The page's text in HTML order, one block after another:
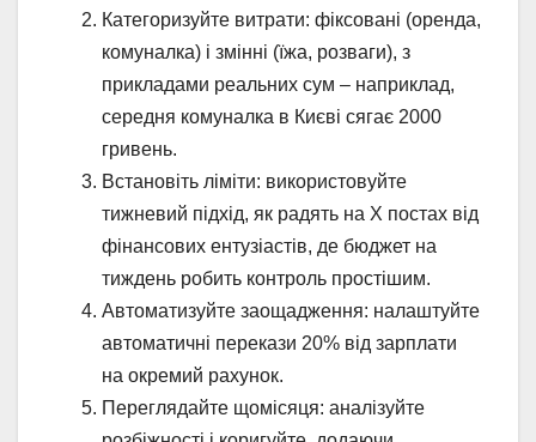
Категоризуйте витрати: фіксовані (оренда,
комуналка) і змінні (їжа, розваги), з
прикладами реальних сум – наприклад,
середня комуналка в Києві сягає 2000
гривень.
Встановіть ліміти: використовуйте
тижневий підхід, як радять на X постах від
фінансових ентузіастів, де бюджет на
тиждень робить контроль простішим.
Автоматизуйте заощадження: налаштуйте
автоматичні перекази 20% від зарплати
на окремий рахунок.
Переглядайте щомісяця: аналізуйте